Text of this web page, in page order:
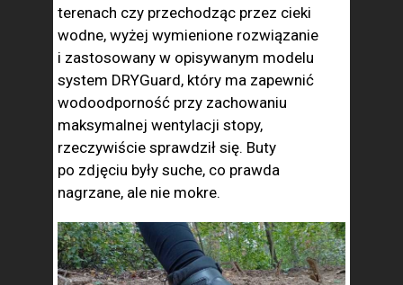
terenach czy przechodząc przez cieki
wodne, wyżej wymienione rozwiązanie
i zastosowany w opisywanym modelu
system DRYGuard, który ma zapewnić
wodoodporność przy zachowaniu
maksymalnej wentylacji stopy,
rzeczywiście sprawdził się. Buty
po zdjęciu były suche, co prawda
nagrzane, ale nie mokre.